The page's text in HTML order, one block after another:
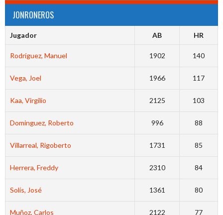
JONRONEROS
Jugador AB HR
Rodríguez, Manuel 1902 140
Vega, Joel 1966 117
Kaa, Virgilio 2125 103
Dominguez, Roberto 996 88
Villarreal, Rigoberto 1731 85
Herrera, Freddy 2310 84
Solís, José 1361 80
Muñoz, Carlos 2122 77